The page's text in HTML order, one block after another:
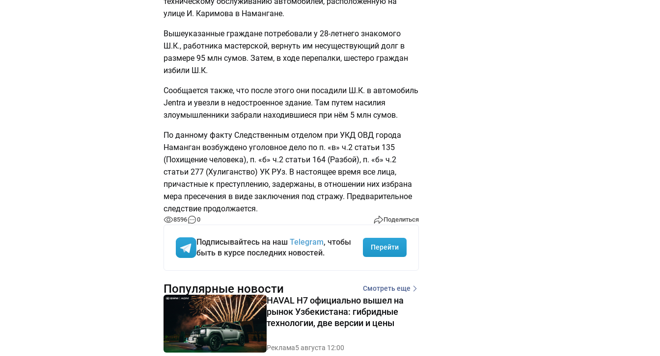
улице И. Каримова в Намангане.
Вышеуказанные граждане потребовали у 28-летнего знакомого
Ш.К., работника мастерской, вернуть им несуществующий долг в
размере 95 млн сумов. Затем, в ходе перепалки, шестеро граждан
избили Ш.К.
Сообщается также, что после этого они посадили Ш.К. в автомобиль
Jentra и увезли в недостроенное здание. Там путем насилия
злоумышленники забрали находившиеся при нём 5 млн сумов.
По данному факту Следственным отделом при УКД ОВД города
Наманган возбуждено уголовное дело по п. «в» ч.2 статьи 135
(Похищение человека), п. «б» ч.2 статьи 164 (Разбой), п. «б» ч.2
статьи 277 (Хулиганство) УК РУз. В настоящее время все лица,
причастные к преступлению, задержаны, в отношении них избрана
мера пресечения в виде заключения под стражу. Предварительное
следствие продолжается.
8596 0 Поделиться
Подписывайтесь на наш Telegram, чтобы
быть в курсе последних новостей.
Перейти
Популярные новости Смотреть еще
HAVAL H7 официально вышел на
рынок Узбекистана: гибридные
технологии, две версии и цены
Реклама5 августа 12:00